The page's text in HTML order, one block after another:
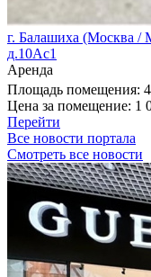
г. Балашиха (Москва /
д.10Ас1
Аренда
Площадь помещения:
Цена за помещение: 1
Перейти
Все новости портала
Смотреть все новости